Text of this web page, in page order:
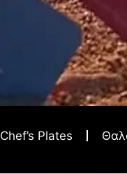
Chef’s Plates